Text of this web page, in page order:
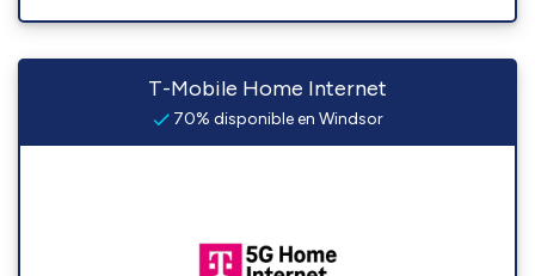
T-Mobile Home Internet
70% disponible en Windsor